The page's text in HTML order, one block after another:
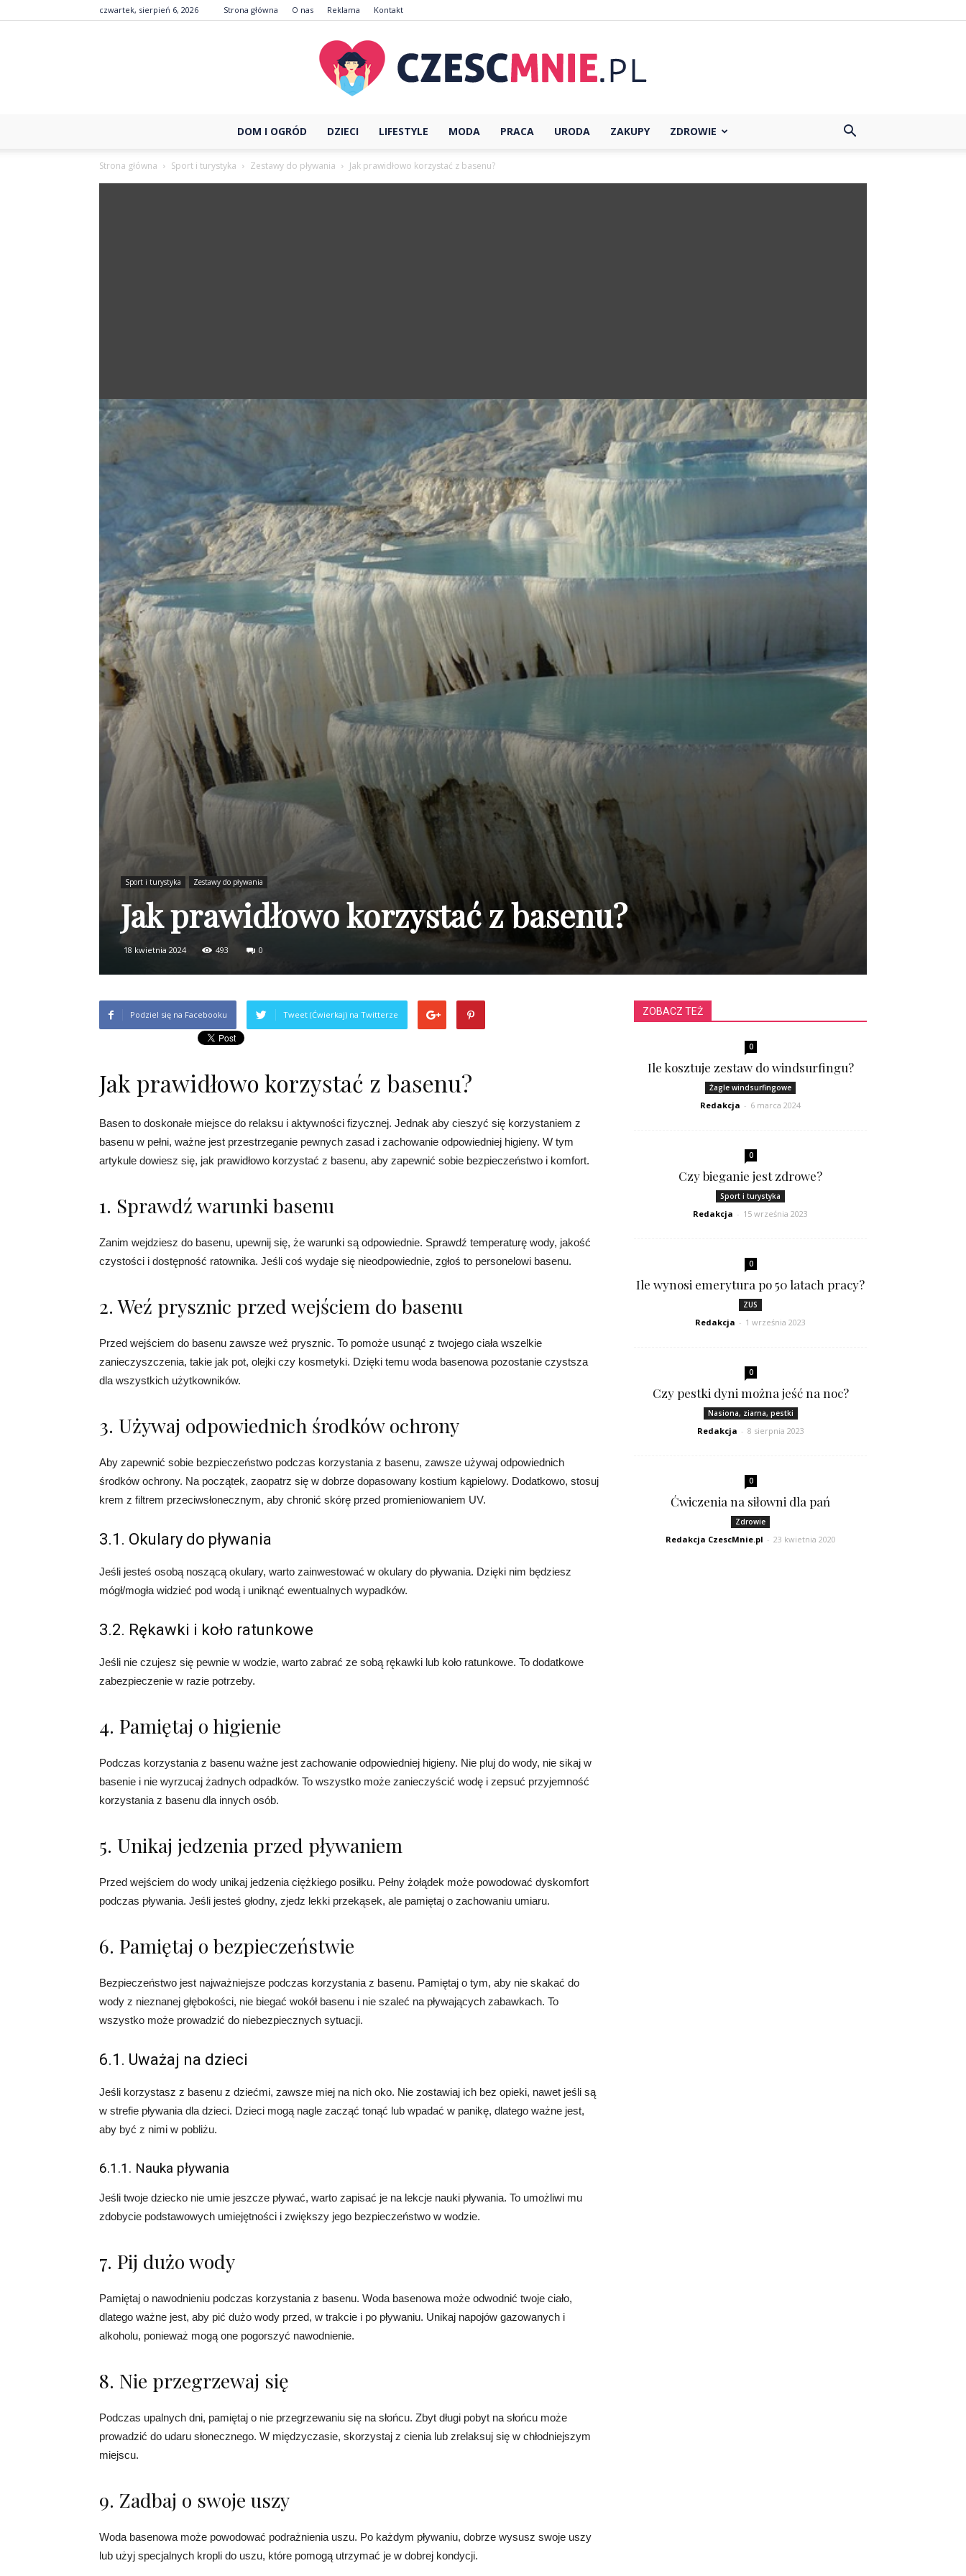
czwartek, sierpień 6, 2026 Strona główna O nas Reklama Kontakt
DOM I OGRÓD DZIECI LIFESTYLE MODA PRACA URODA ZAKUPY ZDROWIE
Strona główna Sport i turystyka Zestawy do pływania Jak prawidłowo korzystać z basenu?
Sport i turystyka Zestawy do pływania
Jak prawidłowo korzystać z basenu?
18 kwietnia 2024 493 0
Podziel się na Facebooku Tweet (Ćwierkaj) na Twitterze
Jak prawidłowo korzystać z basenu?
Basen to doskonałe miejsce do relaksu i aktywności fizycznej. Jednak aby cieszyć się korzystaniem z
basenu w pełni, ważne jest przestrzeganie pewnych zasad i zachowanie odpowiedniej higieny. W tym
artykule dowiesz się, jak prawidłowo korzystać z basenu, aby zapewnić sobie bezpieczeństwo i komfort.
1. Sprawdź warunki basenu
Zanim wejdziesz do basenu, upewnij się, że warunki są odpowiednie. Sprawdź temperaturę wody, jakość
czystości i dostępność ratownika. Jeśli coś wydaje się nieodpowiednie, zgłoś to personelowi basenu.
2. Weź prysznic przed wejściem do basenu
Przed wejściem do basenu zawsze weź prysznic. To pomoże usunąć z twojego ciała wszelkie
zanieczyszczenia, takie jak pot, olejki czy kosmetyki. Dzięki temu woda basenowa pozostanie czystsza
dla wszystkich użytkowników.
3. Używaj odpowiednich środków ochrony
Aby zapewnić sobie bezpieczeństwo podczas korzystania z basenu, zawsze używaj odpowiednich
środków ochrony. Na początek, zaopatrz się w dobrze dopasowany kostium kąpielowy. Dodatkowo, stosuj
krem z filtrem przeciwsłonecznym, aby chronić skórę przed promieniowaniem UV.
3.1. Okulary do pływania
Jeśli jesteś osobą noszącą okulary, warto zainwestować w okulary do pływania. Dzięki nim będziesz
mógł/mogła widzieć pod wodą i uniknąć ewentualnych wypadków.
3.2. Rękawki i koło ratunkowe
Jeśli nie czujesz się pewnie w wodzie, warto zabrać ze sobą rękawki lub koło ratunkowe. To dodatkowe
zabezpieczenie w razie potrzeby.
4. Pamiętaj o higienie
Podczas korzystania z basenu ważne jest zachowanie odpowiedniej higieny. Nie pluj do wody, nie sikaj w
basenie i nie wyrzucaj żadnych odpadków. To wszystko może zanieczyścić wodę i zepsuć przyjemność
korzystania z basenu dla innych osób.
5. Unikaj jedzenia przed pływaniem
Przed wejściem do wody unikaj jedzenia ciężkiego posiłku. Pełny żołądek może powodować dyskomfort
podczas pływania. Jeśli jesteś głodny, zjedz lekki przekąsek, ale pamiętaj o zachowaniu umiaru.
6. Pamiętaj o bezpieczeństwie
Bezpieczeństwo jest najważniejsze podczas korzystania z basenu. Pamiętaj o tym, aby nie skakać do
wody z nieznanej głębokości, nie biegać wokół basenu i nie szaleć na pływających zabawkach. To
wszystko może prowadzić do niebezpiecznych sytuacji.
6.1. Uważaj na dzieci
Jeśli korzystasz z basenu z dziećmi, zawsze miej na nich oko. Nie zostawiaj ich bez opieki, nawet jeśli są
w strefie pływania dla dzieci. Dzieci mogą nagle zacząć tonąć lub wpadać w panikę, dlatego ważne jest,
aby być z nimi w pobliżu.
6.1.1. Nauka pływania
Jeśli twoje dziecko nie umie jeszcze pływać, warto zapisać je na lekcje nauki pływania. To umożliwi mu
zdobycie podstawowych umiejętności i zwiększy jego bezpieczeństwo w wodzie.
7. Pij dużo wody
Pamiętaj o nawodnieniu podczas korzystania z basenu. Woda basenowa może odwodnić twoje ciało,
dlatego ważne jest, aby pić dużo wody przed, w trakcie i po pływaniu. Unikaj napojów gazowanych i
alkoholu, ponieważ mogą one pogorszyć nawodnienie.
8. Nie przegrzewaj się
Podczas upalnych dni, pamiętaj o nie przegrzewaniu się na słońcu. Zbyt długi pobyt na słońcu może
prowadzić do udaru słonecznego. W międzyczasie, skorzystaj z cienia lub zrelaksuj się w chłodniejszym
miejscu.
9. Zadbaj o swoje uszy
Woda basenowa może powodować podrażnienia uszu. Po każdym pływaniu, dobrze wysusz swoje uszy
lub użyj specjalnych kropli do uszu, które pomogą utrzymać je w dobrej kondycji.
ZOBACZ TEŻ
0
Ile kosztuje zestaw do windsurfingu?
Żagle windsurfingowe
Redakcja - 6 marca 2024
0
Czy bieganie jest zdrowe?
Sport i turystyka
Redakcja - 15 września 2023
0
Ile wynosi emerytura po 50 latach pracy?
ZUS
Redakcja - 1 września 2023
0
Czy pestki dyni można jeść na noc?
Nasiona, ziarna, pestki
Redakcja - 8 sierpnia 2023
0
Ćwiczenia na siłowni dla pań
Zdrowie
Redakcja CzescMnie.pl - 23 kwietnia 2020